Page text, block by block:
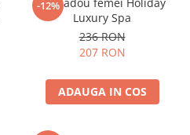
-12%
Luxury Spa
236 RON
207 RON
ADAUGA IN COS